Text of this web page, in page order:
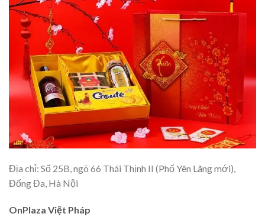
Địa chỉ: Số 25B, ngõ 66 Thái Thịnh II (Phố Yên Lãng mới),
Đống Đa, Hà Nội
OnPlaza Việt Pháp